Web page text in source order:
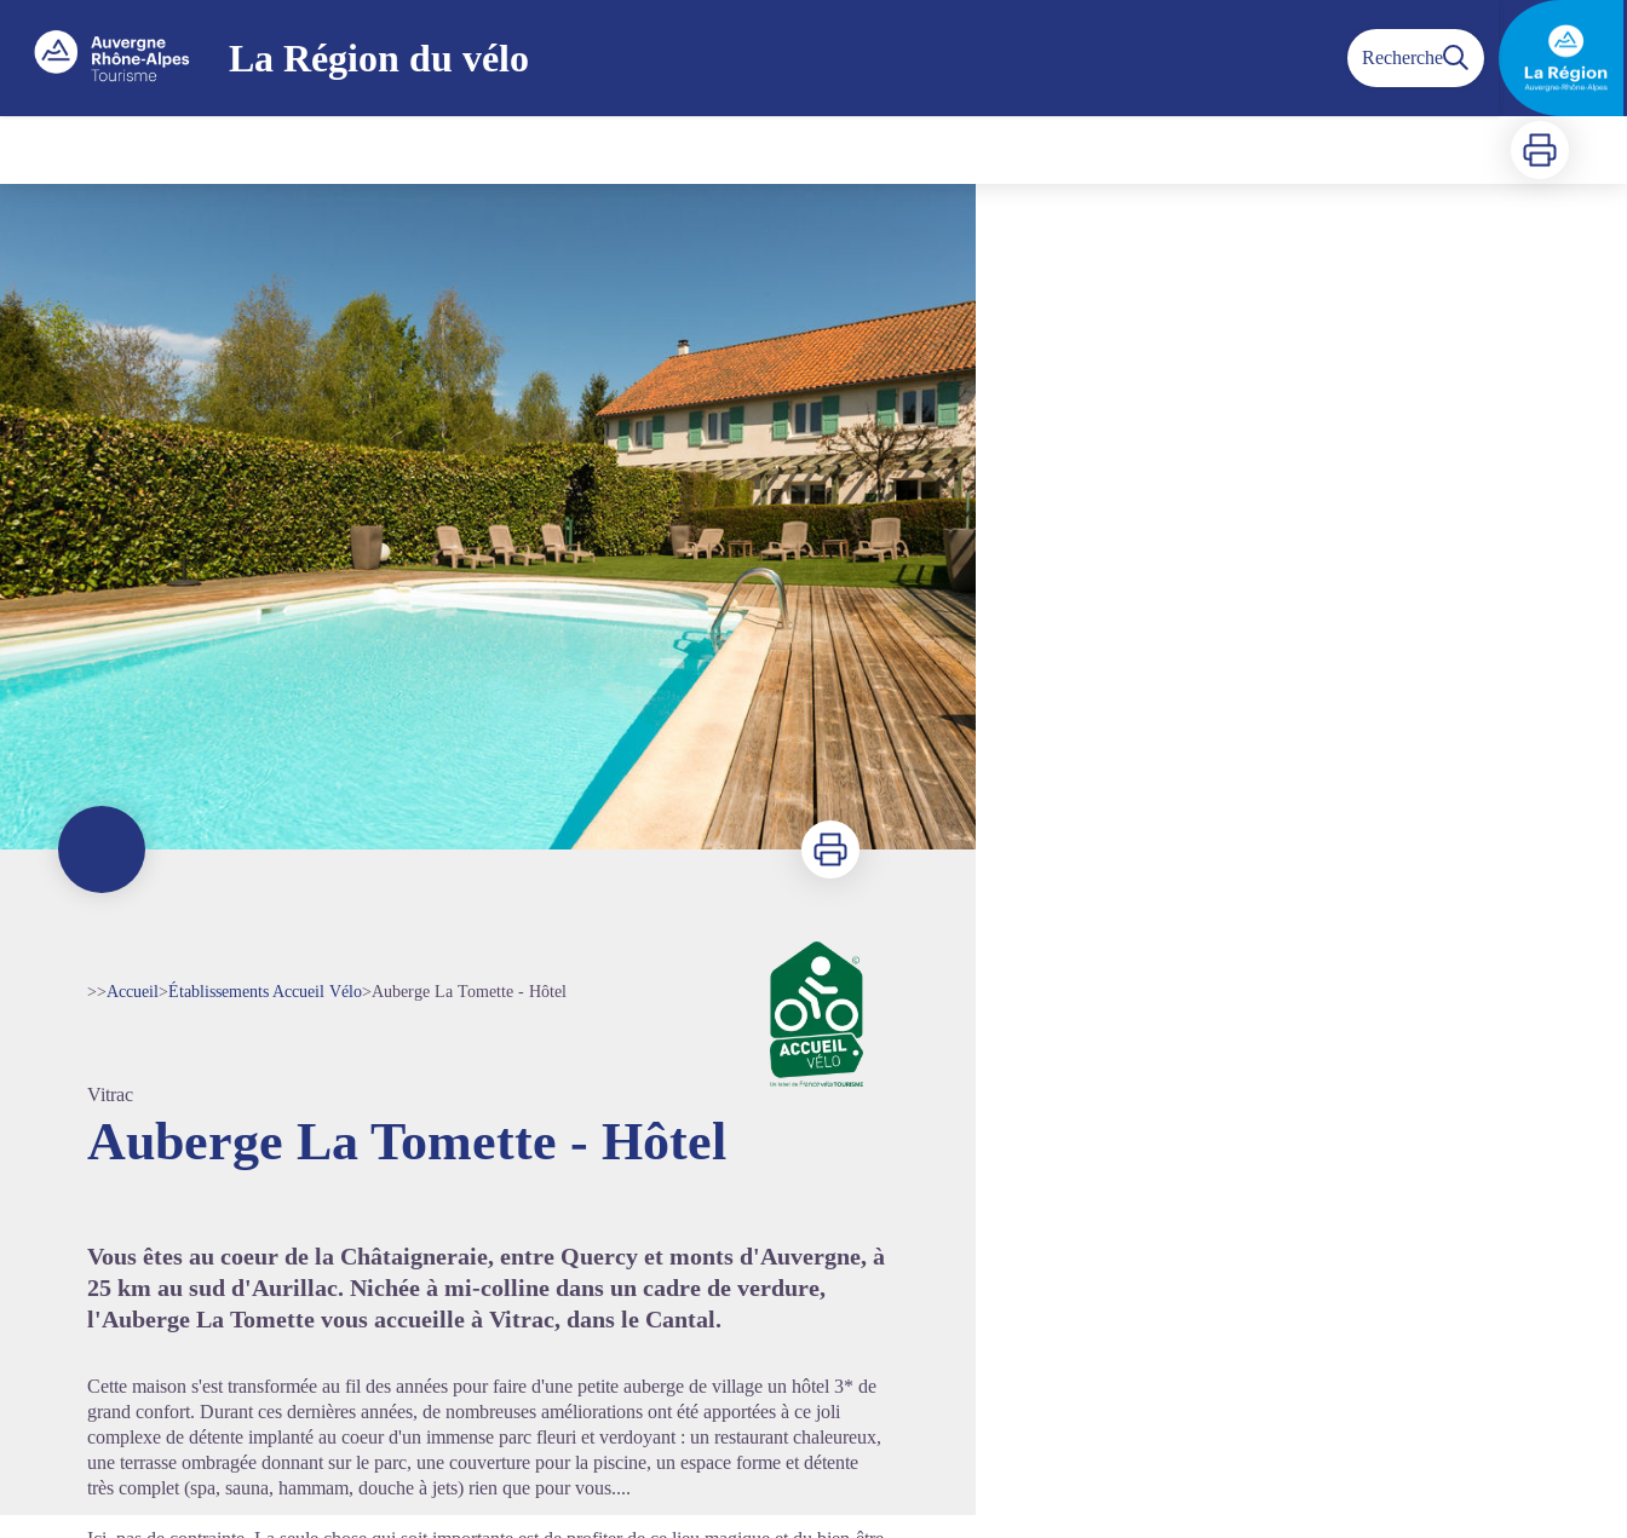
La Région du vélo Recherche
Imprimer
Imprimer
>>Accueil>Établissements Accueil Vélo>Auberge La Tomette - Hôtel
Vitrac
Auberge La Tomette - Hôtel
Vous êtes au coeur de la Châtaigneraie, entre Quercy et monts d'Auvergne, à
25 km au sud d'Aurillac. Nichée à mi-colline dans un cadre de verdure,
l'Auberge La Tomette vous accueille à Vitrac, dans le Cantal.
Cette maison s'est transformée au fil des années pour faire d'une petite auberge de village un hôtel 3* de
grand confort. Durant ces dernières années, de nombreuses améliorations ont été apportées à ce joli
complexe de détente implanté au coeur d'un immense parc fleuri et verdoyant : un restaurant chaleureux,
une terrasse ombragée donnant sur le parc, une couverture pour la piscine, un espace forme et détente
très complet (spa, sauna, hammam, douche à jets) rien que pour vous....